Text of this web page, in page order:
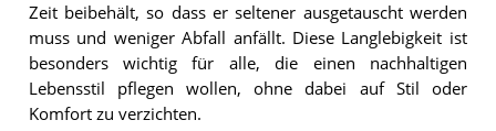
Zeit beibehält, so dass er seltener ausgetauscht werden
muss und weniger Abfall anfällt. Diese Langlebigkeit ist
besonders wichtig für alle, die einen nachhaltigen
Lebensstil pflegen wollen, ohne dabei auf Stil oder
Komfort zu verzichten.